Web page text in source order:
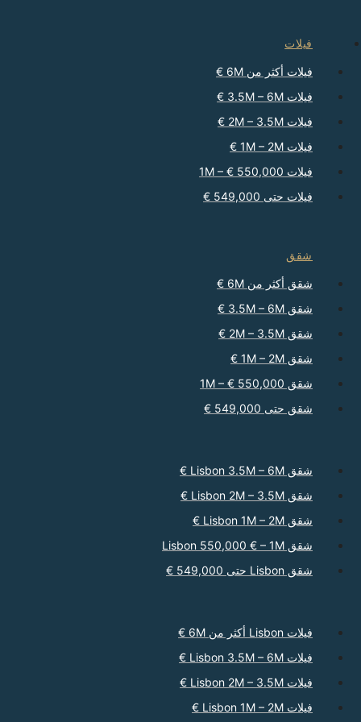
فيلات
فيلات أكثر من 6M €
فيلات 3.5M – 6M €
فيلات 2M – 3.5M €
فيلات 1M – 2M €
فيلات 550,000 € – 1M
فيلات حتى 549,000 €
شقق
شقق أكثر من 6M €
شقق 3.5M – 6M €
شقق 2M – 3.5M €
شقق 1M – 2M €
شقق 550,000 € – 1M
شقق حتى 549,000 €
شقق Lisbon 3.5M – 6M €
شقق Lisbon 2M – 3.5M €
شقق Lisbon 1M – 2M €
شقق Lisbon 550,000 € – 1M
شقق Lisbon حتى 549,000 €
فيلات Lisbon أكثر من 6M €
فيلات Lisbon 3.5M – 6M €
فيلات Lisbon 2M – 3.5M €
فيلات Lisbon 1M – 2M €